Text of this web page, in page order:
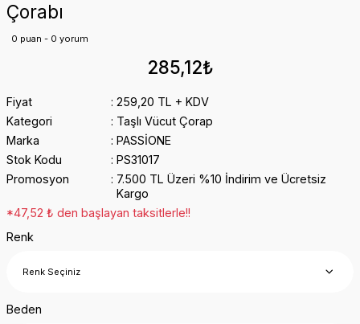
Çorabı
0 puan - 0 yorum
285,12₺
Fiyat
259,20 TL + KDV
Kategori
Taşlı Vücut Çorap
Marka
PASSİONE
Stok Kodu
PS31017
Promosyon
7.500 TL Üzeri %10 İndirim ve Ücretsiz
Kargo
*47,52 ₺ den başlayan taksitlerle!!
Renk
Beden